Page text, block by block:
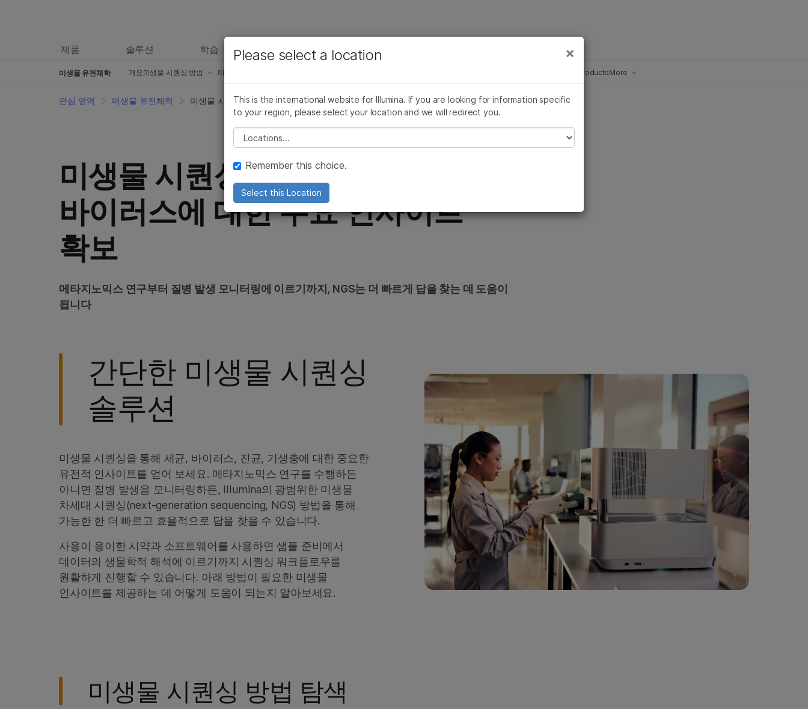
제품 솔루션 학습 지원
미생물 유전체학 개요 미생물 시퀀싱 방법
16S 및 ITS rRNA 시퀀싱
Shotgun Metagenomic Sequencing
메타전사체 시퀀싱
표적 미생물 시퀀싱
마이크로바이옴 분석
COVID-19 Host Genetics & Immune Response
Host-Pathogen Interactions
Wastewater Surveillance
Tuberculosis Surveillance
유전체 감시 시스템
ProductsMore
관심 영역 미생물 유전체학 미생물 시퀀싱 방법
미생물 시퀀싱을 통해 세균 및
바이러스에 대한 주요 인사이트
확보
메타지노믹스 연구부터 질병 발생 모니터링에 이르기까지, NGS는 더 빠르게 답을 찾는 데 도움이
됩니다
간단한 미생물 시퀀싱
솔루션
미생물 시퀀싱을 통해 세균, 바이러스, 진균, 기생충에 대한 중요한
유전적 인사이트를 얻어 보세요. 메타지노믹스 연구를 수행하든
아니면 질병 발생을 모니터링하든, Illumina의 광범위한 미생물
차세대 시퀀싱(next-generation sequencing, NGS) 방법을 통해
가능한 한 더 빠르고 효율적으로 답을 찾을 수 있습니다.
사용이 용이한 시약과 소프트웨어를 사용하면 샘플 준비에서
데이터의 생물학적 해석에 이르기까지 시퀀싱 워크플로우를
원활하게 진행할 수 있습니다. 아래 방법이 필요한 미생물
인사이트를 제공하는 데 어떻게 도움이 되는지 알아보세요.
미생물 시퀀싱 방법 탐색
×
Please select a location
This is the international website for Illumina. If you are looking for information specific
to your region, please select your location and we will redirect you.
Please select a location
Remember this choice.
Select this Location
보다 관련성이 높은 콘텐츠를 확인하실 수 있습니다. 주요
관심 분야를 선택해 주세요:
×
미생물학 연구
농업유전체학 연구
생식 보건 연구
유전 및 희귀 질환 연구